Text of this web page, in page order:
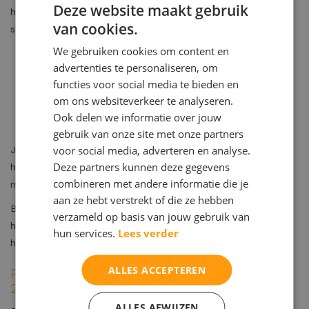
huiswerk, maar vooral om het aanleren van
studievaardigheden. Denk aan:
plannen en overzicht houden
samenvatten en oefenvragen maken
opdrachten goed lezen en aanpakken
Je kind leert niet alleen wat er moet gebeuren, maar ook
hoe, waarom en wanneer. Dat vergroot de zelfstandigheid,
motivatie en het leerplezier.
Bij Maltha studiecoaching bieden we verschillende vormen
huiswerkbegeleiding aan, afgestemd op wat jouw kind nodig
heeft.
Profiteer nu van onze actie voor schooljaar
2025/2026
Deze website maakt gebruik
van cookies.
We gebruiken cookies om content en
advertenties te personaliseren, om
functies voor social media te bieden en
om ons websiteverkeer te analyseren.
Ook delen we informatie over jouw
gebruik van onze site met onze partners
voor social media, adverteren en analyse.
Deze partners kunnen deze gegevens
combineren met andere informatie die je
aan ze hebt verstrekt of die ze hebben
verzameld op basis van jouw gebruik van
hun services. Lees verder
ALLES ACCEPTEREN